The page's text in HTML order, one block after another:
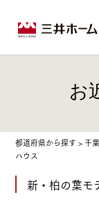
お
都道府県から探す >千
ハウス
新・柏の葉モ